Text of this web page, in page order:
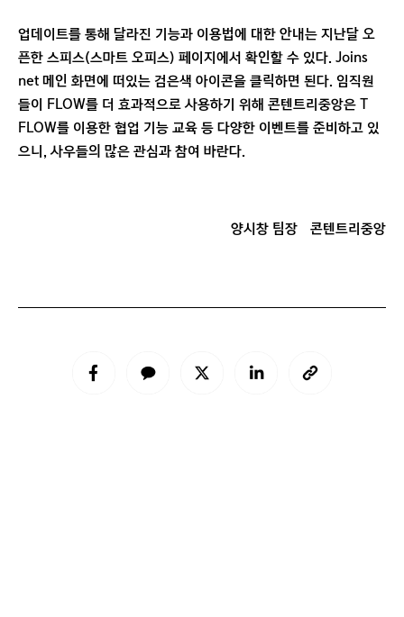
업데이트를 통해 달라진 기능과 이용법에 대한 안내는 지난달 오
픈한 스피스(스마트 오피스) 페이지에서 확인할 수 있다. Joins
net 메인 화면에 떠있는 검은색 아이콘을 클릭하면 된다. 임직원
들이 FLOW를 더 효과적으로 사용하기 위해 콘텐트리중앙은 T
FLOW를 이용한 협업 기능 교육 등 다양한 이벤트를 준비하고 있
으니, 사우들의 많은 관심과 참여 바란다.
양시창 팀장 콘텐트리중앙